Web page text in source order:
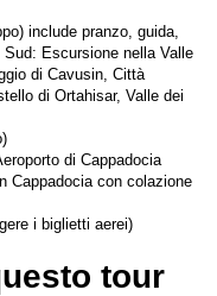
include pranzo, guida,
Escursione nella Valle
di Cavusin, Città
di Ortahisar, Valle dei
di Cappadocia
Cappadocia con colazione
i biglietti aerei)
tour